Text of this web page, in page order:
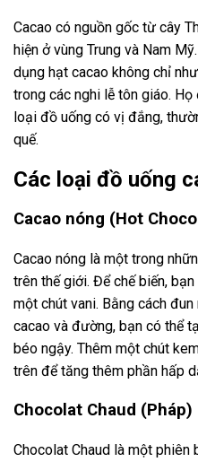
Cacao có nguồn gốc từ cây
hiện ở vùng Trung và Nam
dụng hạt cacao không chỉ
trong các nghi lễ tôn giáo.
loại đồ uống có vị đắng,
quế.
Các loại đồ uống
Cacao nóng (Hot
Cacao nóng là một trong
trên thế giới. Để chế biến,
một chút vani. Bằng cách
cacao và đường, bạn có thể
béo ngậy. Thêm một chút
trên để tăng thêm phần hấp
Chocolat Chaud (Pháp)
Chocolat Chaud là một phiên